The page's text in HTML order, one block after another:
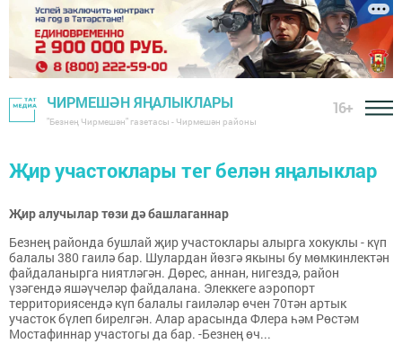
ЧИРМЕШӘН ЯҢАЛЫКЛАРЫ
"Безнең Чирмешән" газетасы - Чирмешән районы
16+
Җир участоклары тег белән яңалыклар
Җир алучылар төзи дә башлаганнар
Безнең районда бушлай җир участоклары алырга хокуклы - күп
балалы 380 гаилә бар. Шулардан йөзгә якыны бу мөмкинлектән
файдаланырга ниятләгән. Дөрес, аннан, нигездә, район
үзәгендә яшәүчеләр файдалана. Элеккеге аэропорт
территориясендә күп балалы гаиләләр өчен 70тән артык
участок бүлеп бирелгән. Алар арасында Флера һәм Рөстәм
Мостафиннар участогы да бар. -Безнең өч...